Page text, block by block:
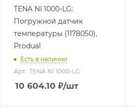
TENA NI 1000-LG:
Погружной датчик
температуры (1178050),
Produal
Есть в наличии
Арт.: TENA NI 1000-LG
10 604.10 ₽/шт